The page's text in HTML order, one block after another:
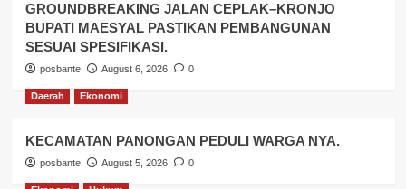
GROUNDBREAKING JALAN CEPLAK–KRONJO
BUPATI MAESYAL PASTIKAN PEMBANGUNAN
SESUAI SPESIFIKASI.
posbante August 6, 2026 0
Daerah Ekonomi
KECAMATAN PANONGAN PEDULI WARGA NYA.
posbante August 5, 2026 0